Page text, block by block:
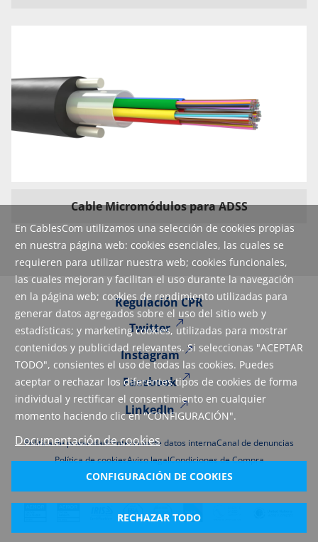
En CablesCom utilizamos una selección de cookies propias
en nuestra página web: cookies esenciales, las cuales se
requieren para utilizar nuestra web; cookies funcionales,
las cuales mejoran y facilitan el uso durante la navegación
en la página web; cookies de rendimiento utilizadas para
generar datos agregados sobre el uso del sitio web y
estadísticas; y marketing cookies, utilizadas para mostrar
contenidos y publicidad relevantes. Si seleccionas "ACEPTAR
TODO", consientes el uso de todas las cookies. Puedes
aceptar o rechazar los diferentes tipos de cookies de forma
individual y rectificar el consentimiento en cualquier
momento haciendo clic en "CONFIGURACIÓN".
Documentación de cookies
CONFIGURACIÓN DE COOKIES
RECHAZAR TODO
Cable Micromódulos para ADSS
Regulación CPR
Twitter
Instagram
Facebook
LinkedIn
Política de privacidadProtección de datos internaCanal de denuncias
Política de cookiesAviso legalCondiciones de Compra